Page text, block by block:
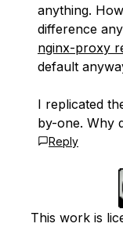
anything.
difference
nginx-proxy
default
I replicated
by-one. Why
Reply
This work is